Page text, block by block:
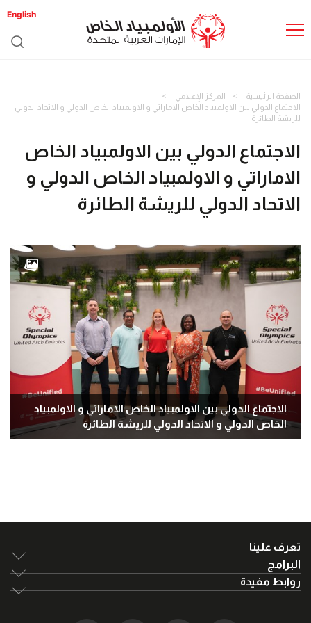
English
الصفحة الرئيسية
المركز الإعلامي
الاجتماع الدولي بين الاولمبياد الخاص الاماراتي و الاولمبياد الخاص الدولي و الاتحاد الدولي
للريشة الطائرة
الاجتماع الدولي بين الاولمبياد الخاص
الاماراتي و الاولمبياد الخاص الدولي و
الاتحاد الدولي للريشة الطائرة
الاجتماع الدولي بين الاولمبياد الخاص الاماراتي و الاولمبياد
الخاص الدولي و الاتحاد الدولي للريشة الطائرة
تعرف علينا
البرامج
روابط مفيدة